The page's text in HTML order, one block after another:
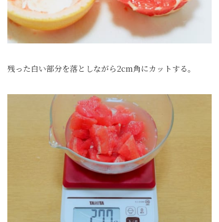
残った白い部分を落としながら2cm角にカットする。